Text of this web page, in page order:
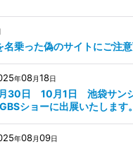
名乗った偽のサイトにご注
年08月18日
30日 10月1日 池袋サン
ショーに出展いたします。
年08月09日